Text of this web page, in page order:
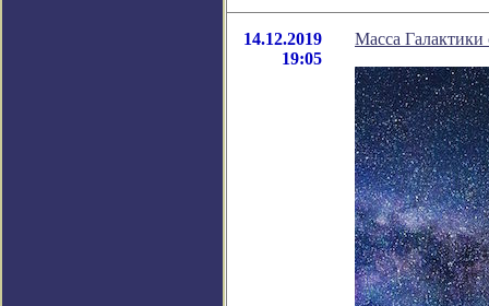
14.12.2019
19:05
Масса Галактики